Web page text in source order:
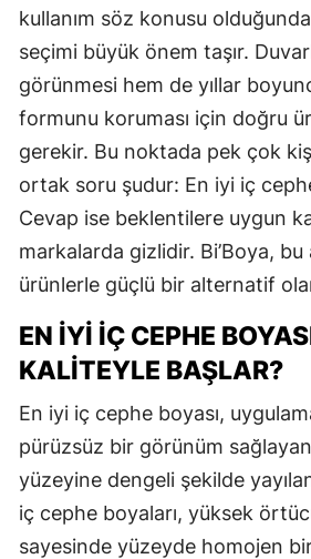
kullanım söz konusu
seçimi büyük önem taşır.
görünmesi hem de yıllar
formunu koruması için doğru
gerekir. Bu noktada pek çok
ortak soru şudur: En iyi iç
Cevap ise beklentilere uygun
markalarda gizlidir. Bi’Boya,
ürünlerle güçlü bir alternatif
EN İYI İÇ CEPHE
KALITEYLE BAŞLAR?
En iyi iç cephe boyası,
pürüzsüz bir görünüm
yüzeyine dengeli şekilde
iç cephe boyaları, yüksek
sayesinde yüzeyde homojen bir